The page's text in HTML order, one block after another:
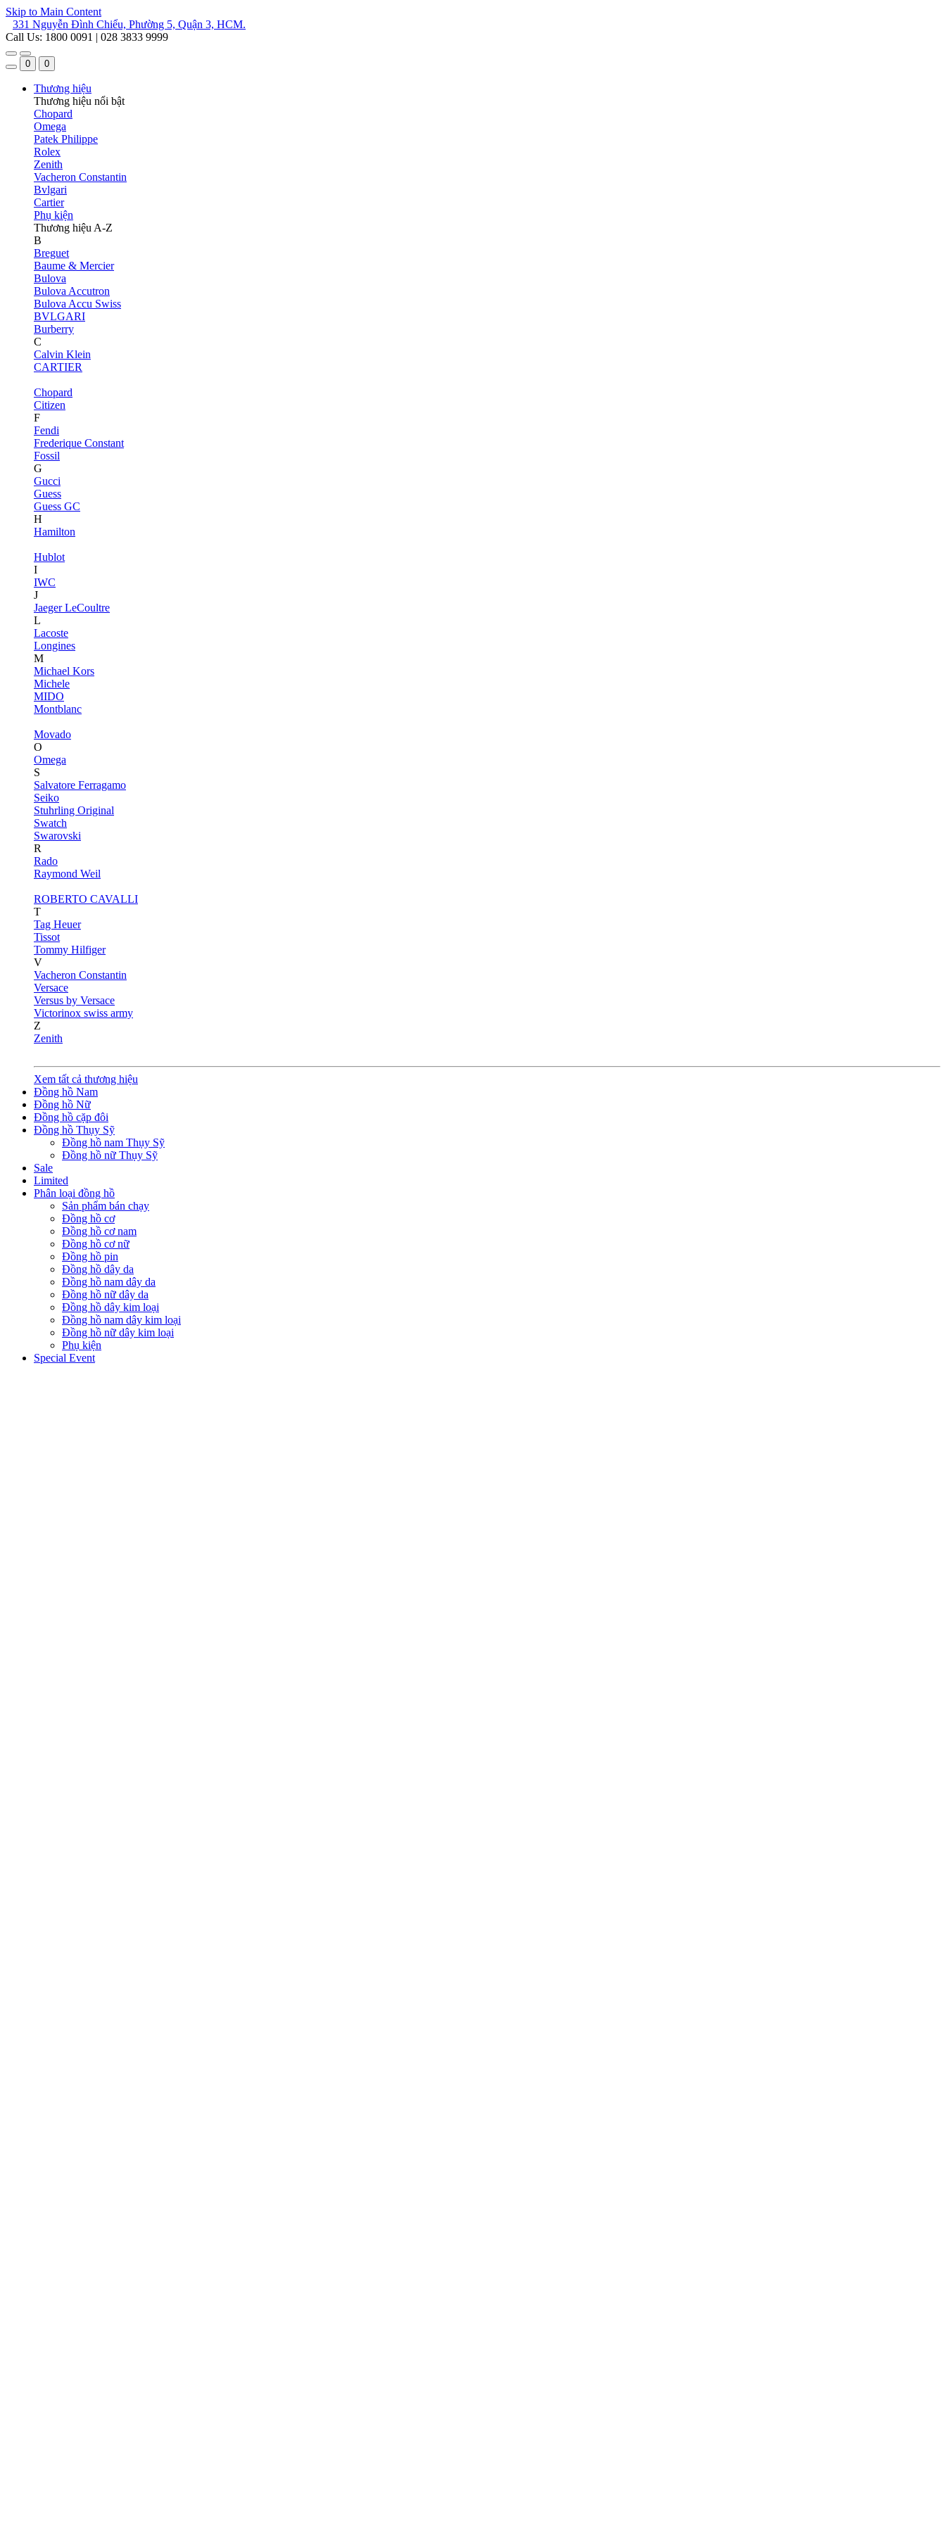
Skip to Main Content
331 Nguyễn Đình Chiểu, Phường 5, Quận 3, HCM.
Call Us: 1800 0091 | 028 3833 9999
0 0
Thương hiệu
Thương hiệu nổi bật
Chopard
Omega
Patek Philippe
Rolex
Zenith
Vacheron Constantin
Bvlgari
Cartier
Phụ kiện
Thương hiệu A-Z
B
Breguet
Baume & Mercier
Bulova
Bulova Accutron
Bulova Accu Swiss
BVLGARI
Burberry
C
Calvin Klein
CARTIER
Chopard
Citizen
F
Fendi
Frederique Constant
Fossil
G
Gucci
Guess
Guess GC
H
Hamilton
Hublot
I
IWC
J
Jaeger LeCoultre
L
Lacoste
Longines
M
Michael Kors
Michele
MIDO
Montblanc
Movado
O
Omega
S
Salvatore Ferragamo
Seiko
Stuhrling Original
Swatch
Swarovski
R
Rado
Raymond Weil
ROBERTO CAVALLI
T
Tag Heuer
Tissot
Tommy Hilfiger
V
Vacheron Constantin
Versace
Versus by Versace
Victorinox swiss army
Z
Zenith
Xem tất cả thương hiệu
Đồng hồ Nam
Đồng hồ Nữ
Đồng hồ cặp đôi
Đồng hồ Thụy Sỹ
Đồng hồ nam Thụy Sỹ
Đồng hồ nữ Thụy Sỹ
Sale
Limited
Phân loại đồng hồ
Sản phẩm bán chạy
Đồng hồ cơ
Đồng hồ cơ nam
Đồng hồ cơ nữ
Đồng hồ pin
Đồng hồ dây da
Đồng hồ nam dây da
Đồng hồ nữ dây da
Đồng hồ dây kim loại
Đồng hồ nam dây kim loại
Đồng hồ nữ dây kim loại
Phụ kiện
Special Event